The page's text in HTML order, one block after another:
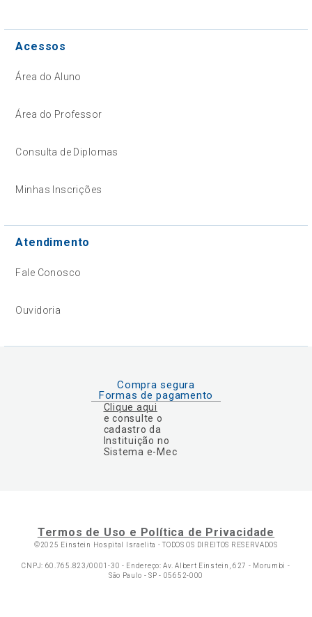
Acessos
Área do Aluno
Área do Professor
Consulta de Diplomas
Minhas Inscrições
Atendimento
Fale Conosco
Ouvidoria
Compra segura
Formas de pagamento
Clique aqui
e consulte o
cadastro da
Instituição no
Sistema e-Mec
Termos de Uso e Política de Privacidade
©2025 Einstein Hospital Israelita -TODOS OS DIREITOS RESERVADOS
CNPJ: 60.765.823/0001-30 - Endereço: Av. Albert Einstein, 627 - Morumbi -
São Paulo - SP - 05652-000